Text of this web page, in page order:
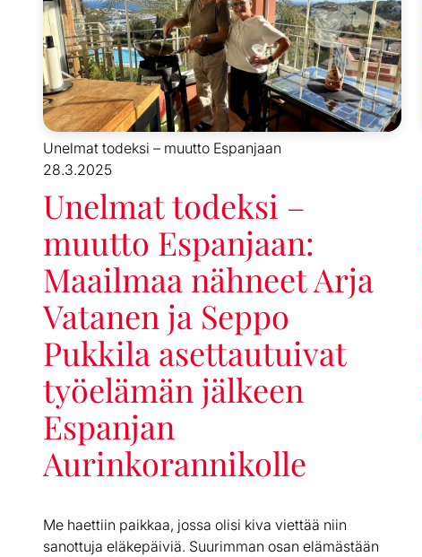
Unelmat todeksi – muutto Espanjaan
28.3.2025
Unelmat todeksi –
muutto Espanjaan:
Maailmaa nähneet Arja
Vatanen ja Seppo
Pukkila asettautuivat
työelämän jälkeen
Espanjan
Aurinkorannikolle
Me haettiin paikkaa, jossa olisi kiva viettää niin
sanottuja eläkepäiviä. Suurimman osan elämästään